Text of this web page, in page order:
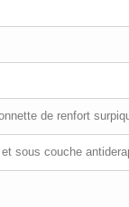
de renfort
sous couche